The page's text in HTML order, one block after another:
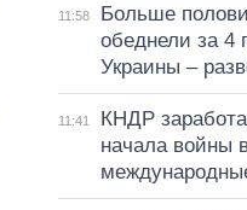
11:58
Больше
обеднели за 4
Украины –
11:41
КНДР
начала войны